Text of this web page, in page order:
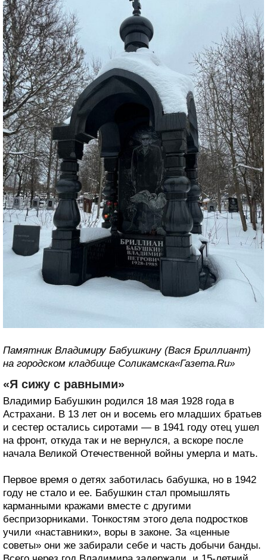
Памятник Владимиру Бабушкину (Вася Бриллиант)
на городском кладбище Соликамска«Газета.Ru»
«Я сижу с равными»
Владимир Бабушкин родился 18 мая 1928 года в
Астрахани. В 13 лет он и восемь его младших братьев
и сестер остались сиротами — в 1941 году отец ушел
на фронт, откуда так и не вернулся, а вскоре после
начала Великой Отечественной войны умерла и мать.
Первое время о детях заботилась бабушка, но в 1942
году не стало и ее. Бабушкин стал промышлять
карманными кражами вместе с другими
беспризорниками. Тонкостям этого дела подростков
учили «наставники», воры в законе. За «ценные
советы» они же забирали себе и часть добычи банды.